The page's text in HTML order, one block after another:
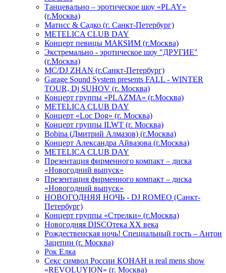
Танцевально – эротическое шоу «PLAY»
(г.Москва)
Матисс & Садко (г. Санкт-Петербург)
METELICA CLUB DAY
Концерт певицы МАКSИМ (г.Москва)
Экстремально - эротическое шоу "ДРУГИЕ"
(г.Москва)
МС/DJ ZHAN (г.Санкт-Петербург)
Garage Sound System presents FALL - WINTER
TOUR, Dj SUHOV (г. Москва)
Концерт группы «PLAZMA» (г.Москва)
METELICA CLUB DAY
Концерт «Loc Dog» (г. Москва)
Концерт группы ILWT (г. Москва)
Bobina (Дмитрий Алмазов) (г.Москва)
Концерт Александра Айвазова (г.Москва)
METELICA CLUB DAY
Презентация фирменного компакт – диска
«Новогодний выпуск»
Презентация фирменного компакт – диска
«Новогодний выпуск»
НОВОГОДНЯЯ НОЧЬ - DJ ROMEO (Санкт-
Петербург)
Концерт группы «Стрелки» (г.Москва)
Новогодняя DISCOтека ХХ века
Рождественская ночь! Специальный гость – Антон
Зацепин (г. Москва)
Рок Елка
Секс символ России КОНАН и real mens show
«REVOLUYION» (г. Москва)